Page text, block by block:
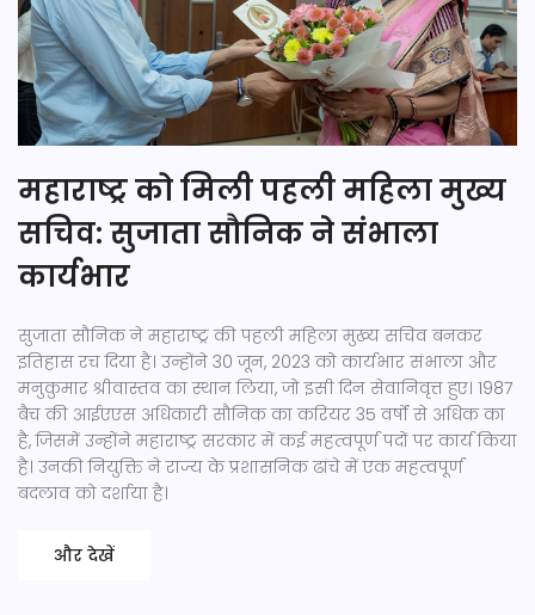
महाराष्ट्र को मिली पहली महिला मुख्य
सचिव: सुजाता सौनिक ने संभाला
कार्यभार
सुजाता सौनिक ने महाराष्ट्र की पहली महिला मुख्य सचिव बनकर
इतिहास रच दिया है। उन्होंने 30 जून, 2023 को कार्यभार संभाला और
मनुकुमार श्रीवास्तव का स्थान लिया, जो इसी दिन सेवानिवृत्त हुए। 1987
बैच की आईएएस अधिकारी सौनिक का करियर 35 वर्षों से अधिक का
है, जिसमें उन्होंने महाराष्ट्र सरकार में कई महत्वपूर्ण पदों पर कार्य किया
है। उनकी नियुक्ति ने राज्य के प्रशासनिक ढांचे में एक महत्वपूर्ण
बदलाव को दर्शाया है।
और देखें